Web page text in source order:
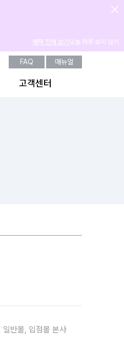
혜택 전체 보기 오늘 하루 보지 않기
FAQ 매뉴얼
고객센터
일반몰, 입점몰 본사